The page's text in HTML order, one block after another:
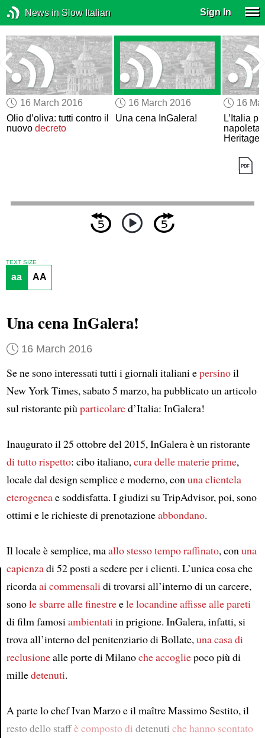
News in Slow Italian Sign In
16 March 2016
Olio d’oliva: tutti contro il
nuovodecreto
16 March 2016
Una cena InGalera!
16
L’Italia
Heritage
Article
TEXT SIZE
aa AA
Una cena InGalera!
16 March 2016
Se ne sono interessati tutti i giornali italiani epersinoil
New York Times, sabato 5 marzo, ha pubblicato un articolo
sul ristorante piùparticolared’Italia: InGalera!
Inaugurato il 25 ottobre del 2015, InGalera è un ristorante
di tutto rispetto: cibo italiano,cura delle materie prime,
locale dal design semplice e moderno, conuna clientela
eterogeneae soddisfatta. I giudizi su TripAdvisor, poi, sono
ottimi e le richieste di prenotazioneabbondano.
Il locale è semplice, maallo stesso tempo raffinato, conuna
capienzadi 52 posti a sedere per i clienti. L’unica cosa che
ricordaai commensalidi trovarsi all’interno di un carcere,
sonole sbarre alle finestreele locandine affisse alle pareti
di film famosiambientatiin prigione. InGalera, infatti, si
trova all’interno del penitenziario di Bollate,una casa di
reclusionealle porte di Milanoche accogliepoco più di
milledetenuti.
A parte lo chef Ivan Marzo e il maître Massimo Sestito, il
resto dello staffè composto di detenuti che hanno scontato